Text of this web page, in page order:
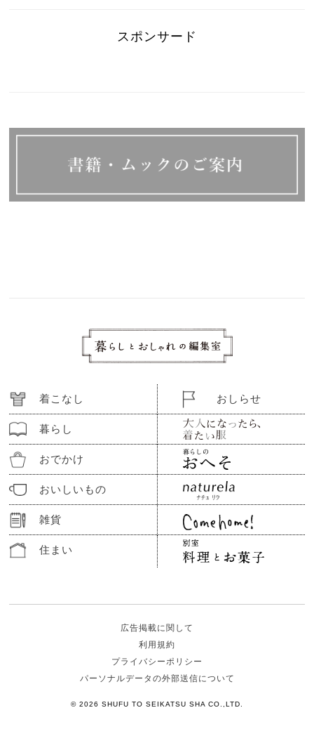
スポンサード
着こなし
暮らし
おでかけ
おいしいもの
雑貨
住まい
おしらせ
広告掲載に関して
利用規約
プライバシーポリシー
パーソナルデータの外部送信について
© 2026 SHUFU TO SEIKATSU SHA CO.,LTD.